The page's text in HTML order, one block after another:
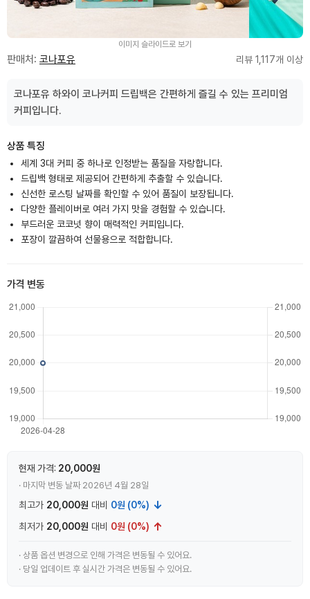
이미지 슬라이드로 보기
판매처: 코나포유 리뷰 1,117개 이상
코나포유 하와이 코나커피 드립백은 간편하게 즐길 수 있는 프리미엄
커피입니다.
상품 특징
세계 3대 커피 중 하나로 인정받는 품질을 자랑합니다.
드립백 형태로 제공되어 간편하게 추출할 수 있습니다.
신선한 로스팅 날짜를 확인할 수 있어 품질이 보장됩니다.
다양한 플레이버로 여러 가지 맛을 경험할 수 있습니다.
부드러운 코코넛 향이 매력적인 커피입니다.
포장이 깔끔하여 선물용으로 적합합니다.
가격 변동
현재 가격: 20,000원
· 마지막 변동 날짜 2026년 4월 28일
최고가 20,000원 대비 0원 (0%) ↓
최저가 20,000원 대비 0원 (0%) ↑
· 상품 옵션 변경으로 인해 가격은 변동될 수 있어요.
· 당일 업데이트 후 실시간 가격은 변동될 수 있어요.